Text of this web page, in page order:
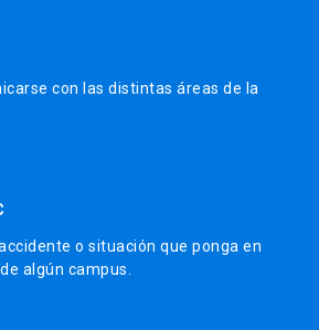
con las distintas áreas de la
o situación que ponga en
algún campus.